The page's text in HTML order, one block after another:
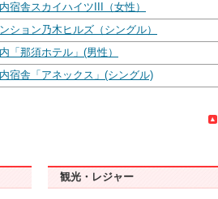
宿舎スカイハイツIII（女性）
ション乃木ヒルズ（シングル）
「那須ホテル」(男性）
宿舎「アネックス」(シングル)
観光・レジャー